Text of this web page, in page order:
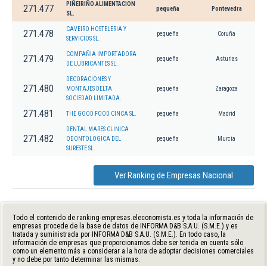
271.477
PIÑEIRIÑO ALIMENTACION
SL.
pequeña Pontevedra
271.478
CAVEIRO HOSTELERIA Y
SERVICIOS SL.
pequeña Coruña
271.479
COMPAÑIA IMPORTADORA
DE LUBRICANTES SL.
pequeña Asturias
271.480
DECORACIONES Y
MONTAJES DELTA
SOCIEDAD LIMITADA.
pequeña Zaragoza
271.481 THE GOOD FOOD CINCA SL. pequeña Madrid
271.482
DENTAL MARES CLINICA
ODONTOLOGICA DEL
SURESTE SL.
pequeña Murcia
Ver Ranking de Empresas Nacional
Todo el contenido de ranking-empresas.eleconomista.es y toda la información de
empresas procede de la base de datos de INFORMA D&B S.A.U. (S.M.E.) y es
tratada y suministrada por INFORMA D&B S.A.U. (S.M.E.). En todo caso, la
información de empresas que proporcionamos debe ser tenida en cuenta sólo
como un elemento más a considerar a la hora de adoptar decisiones comerciales
y no debe por tanto determinar las mismas.